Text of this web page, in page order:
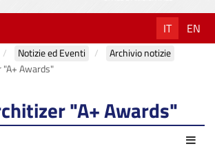
IT EN
Notizie ed Eventi
Archivio notizie
Awards"
"A+ Awards"